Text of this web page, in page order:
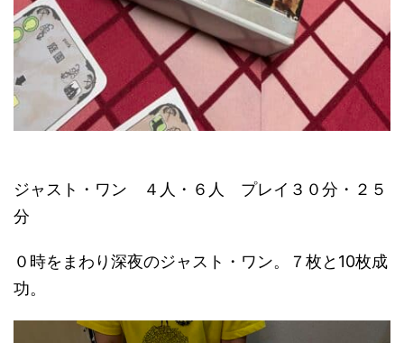
ジャスト・ワン ４人・６人 プレイ３０分・２５
分
０時をまわり深夜のジャスト・ワン。７枚と10枚成
功。